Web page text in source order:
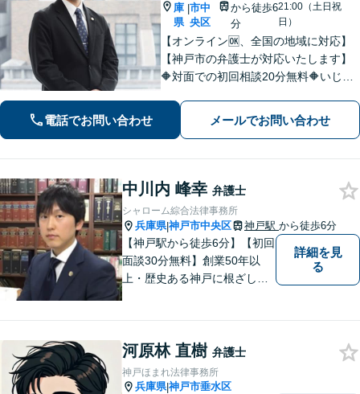
庫
県
|市中
央区
から徒歩6
分
21:00（土日祝
日）
【オンライン🆗、全国の地域に対応】
【神戸市の弁護士が対応いたします】
🔶対面での初回相談20分無料🔶いじめ
けでなく、依頼者が再び前を向けるよ
うな支援を心がけています。【三ノ宮
電話でお問い合わせ メールでお問い合わせ
中川内 峰幸 弁護士
シャローム綜合法律事務所
兵庫県|神戸市中央区 神戸駅 から徒歩6分
【神戸駅から徒歩6分】【初回
面談30分無料】創業50年以
上・歴史ある神戸に根ざした
たします【借金・債務整理】
ご依頼者にとって無理のな
い、適切な返済計画を提示し
詳細を見
る
河原林 直樹 弁護士
神戸ほまれ法律事務所
兵庫県|神戸市垂水区